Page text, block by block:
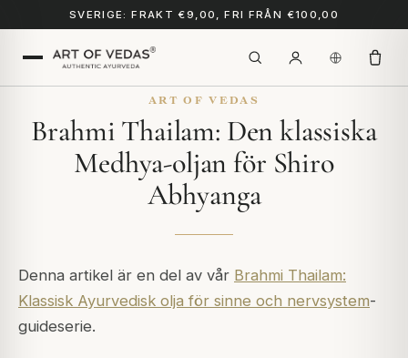
SVERIGE: FRAKT €9,00, FRI FRÅN €100,00
ART OF VEDAS
Brahmi Thailam: Den klassiska
Medhya-oljan för Shiro
Abhyanga
Denna artikel är en del av vår Brahmi Thailam:
Klassisk Ayurvedisk olja för sinne och nervsystem-
guideserie.